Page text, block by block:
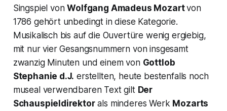
Singspiel vonWolfgang Amadeus Mozartvon
1786 gehört unbedingt in diese Kategorie.
Musikalisch bis auf die Ouvertüre wenig ergiebig,
mit nur vier Gesangsnummern von insgesamt
zwanzig Minuten und einem von Gottlob
Stephanie d.J. erstellten, heute bestenfalls noch
museal verwendbaren Text gilt Der
Schauspieldirektorals minderes Werk Mozarts